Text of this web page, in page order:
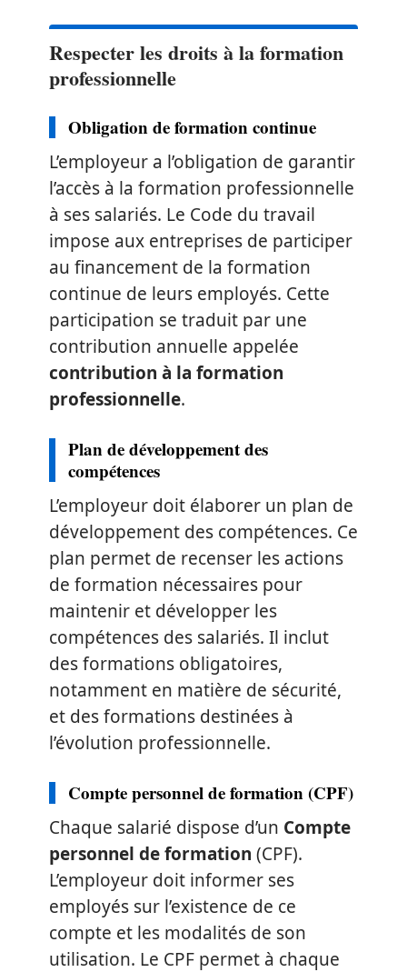
Respecter les droits à la formation
professionnelle
Obligation de formation continue
L’employeur a l’obligation de garantir
l’accès à la formation professionnelle
à ses salariés. Le Code du travail
impose aux entreprises de participer
au financement de la formation
continue de leurs employés. Cette
participation se traduit par une
contribution annuelle appelée
contribution à la formation
professionnelle.
Plan de développement des
compétences
L’employeur doit élaborer un plan de
développement des compétences. Ce
plan permet de recenser les actions
de formation nécessaires pour
maintenir et développer les
compétences des salariés. Il inclut
des formations obligatoires,
notamment en matière de sécurité,
et des formations destinées à
l’évolution professionnelle.
Compte personnel de formation (CPF)
Chaque salarié dispose d’un Compte
personnel de formation (CPF).
L’employeur doit informer ses
employés sur l’existence de ce
compte et les modalités de son
utilisation. Le CPF permet à chaque